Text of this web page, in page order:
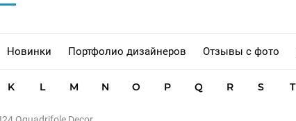
Новинки Портфолио дизайнеров Отзывы с фото
K L M N O P Q R S T